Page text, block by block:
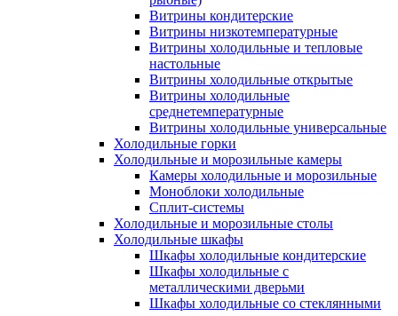
Витрины кондитерские
Витрины низкотемпературные
Витрины холодильные и тепловые
настольные
Витрины холодильные открытые
Витрины холодильные
среднетемпературные
Витрины холодильные универсальные
Холодильные горки
Холодильные и морозильные камеры
Камеры холодильные и морозильные
Моноблоки холодильные
Сплит-системы
Холодильные и морозильные столы
Холодильные шкафы
Шкафы холодильные кондитерские
Шкафы холодильные с
металлическими дверьми
Шкафы холодильные со стеклянными